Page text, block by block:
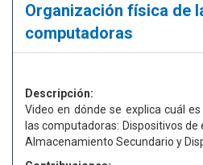
Organización física de
computadoras
Descripción:
Video en dónde se explica cuál
las computadoras: Dispositivos de
Almacenamiento Secundario y